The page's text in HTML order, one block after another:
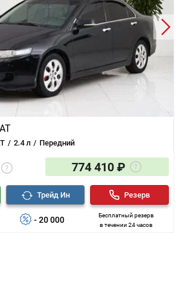
2.4 л Передний
774 410 ₽
- 20 000
Трейд Ин
Бесплатный резерв
в течении 24 часов
Резерв